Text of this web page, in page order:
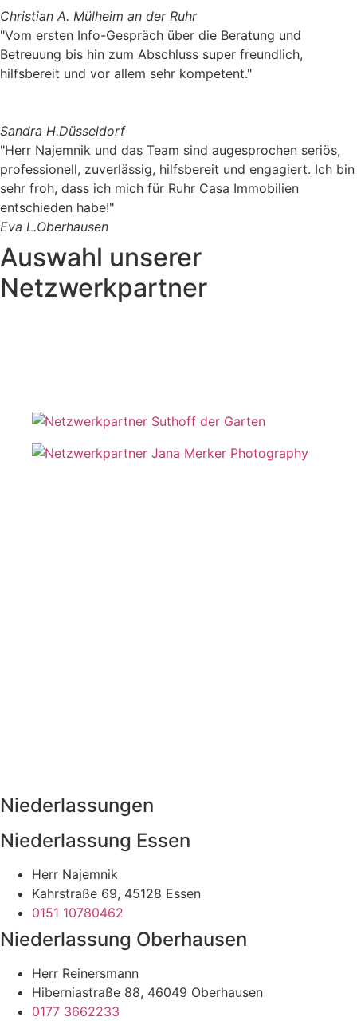
Christian A. Mülheim an der Ruhr
"Vom ersten Info-Gespräch über die Beratung und
Betreuung bis hin zum Abschluss super freundlich,
hilfsbereit und vor allem sehr kompetent."
Sandra H.Düsseldorf
"Herr Najemnik und das Team sind augesprochen seriös,
professionell, zuverlässig, hilfsbereit und engagiert. Ich bin
sehr froh, dass ich mich für Ruhr Casa Immobilien
entschieden habe!"
Eva L.Oberhausen
Auswahl unserer
Netzwerkpartner
Niederlassungen
Niederlassung Essen
Herr Najemnik
Kahrstraße 69, 45128 Essen
0151 10780462
Niederlassung Oberhausen
Herr Reinersmann
Hiberniastraße 88, 46049 Oberhausen
0177 3662233